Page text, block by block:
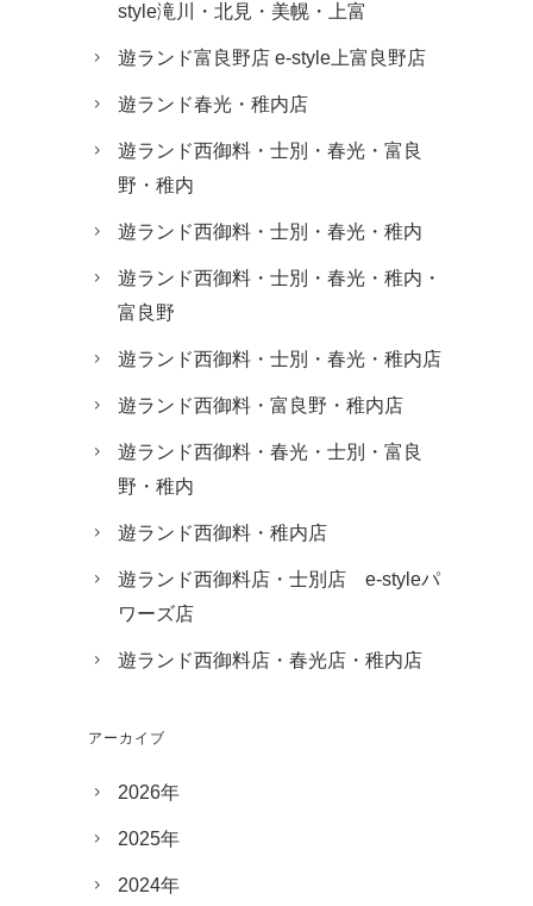
style滝川・北見・美幌・上富
遊ランド富良野店 e-style上富良野店
遊ランド春光・稚内店
遊ランド西御料・士別・春光・富良
野・稚内
遊ランド西御料・士別・春光・稚内
遊ランド西御料・士別・春光・稚内・
富良野
遊ランド西御料・士別・春光・稚内店
遊ランド西御料・富良野・稚内店
遊ランド西御料・春光・士別・富良
野・稚内
遊ランド西御料・稚内店
遊ランド西御料店・士別店 e-styleパ
ワーズ店
遊ランド西御料店・春光店・稚内店
アーカイブ
2026年
2025年
2024年